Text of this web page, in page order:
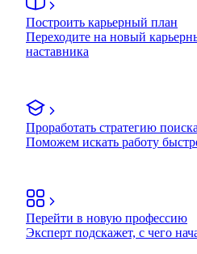
Построить карьерный план
Переходите на новый
наставника
Проработать стратегию поиска
Поможем искать работу
Перейти в новую профессию
Эксперт подскажет, с чего